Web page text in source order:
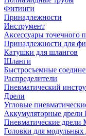
Фитинги
Принадлежности
Инструмент
Аксессуары точечного
Принадлежности для
Катушки для шлангов
Шланги
Быстросъемные
Распределители
Пневматический
Дрели
Угловые
Аккумуляторные дрели
Пневматические дрели
Головки для